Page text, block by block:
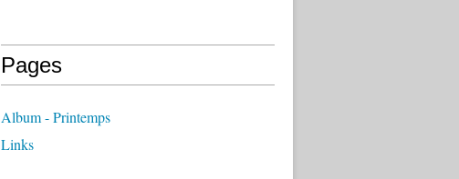
Pages
Album - Printemps
Links